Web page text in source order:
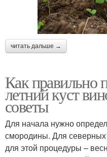
читать дальше →
Как правильно
летний куст
советы
Для начала нужно
смородины. Для
для этой процедуры –